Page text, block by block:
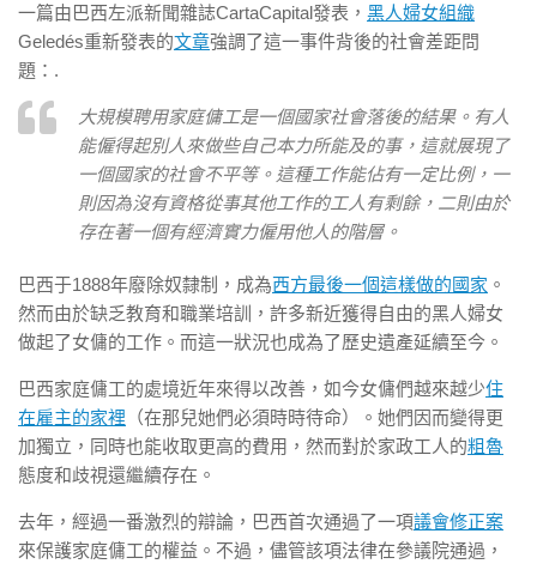
一篇由巴西左派新聞雜誌CartaCapital發表， 黑人婦女組織
Geledés重新發表的文章強調了這一事件背後的社會差距問
題：.
大規模聘用家庭傭工是一個國家社會落後的結果。有人
能僱得起別人來做些自己本力所能及的事，這就展現了
一個國家的社會不平等。這種工作能佔有一定比例，一
則因為沒有資格從事其他工作的工人有剩餘，二則由於
存在著一個有經濟實力僱用他人的階層。
巴西于1888年廢除奴隸制，成為西方最後一個這樣做的國家 。
然而由於缺乏教育和職業培訓，許多新近獲得自由的黑人婦女
做起了女傭的工作。而這一狀況也成為了歷史遺產延續至今。
巴西家庭傭工的處境近年來得以改善，如今女傭們越來越少住
在雇主的家裡 （在那兒她們必須時時待命）。她們因而變得更
加獨立，同時也能收取更高的費用，然而對於家政工人的粗魯
態度和歧視還繼續存在。
去年，經過一番激烈的辯論，巴西首次通過了一項議會修正案
來保護家庭傭工的權益。不過，儘管該項法律在參議院通過，